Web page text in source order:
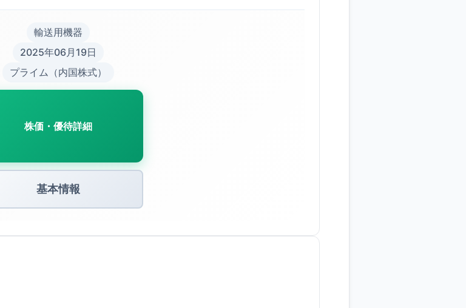
輸送用機器
2025年06月19日
プライム（内国株式）
株価・優待詳細
基本情報